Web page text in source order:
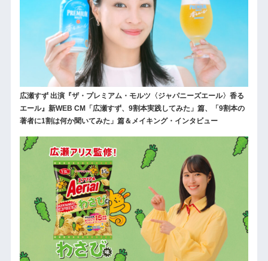
広瀬すず 出演『ザ・プレミアム・モルツ〈ジャパニーズエール〉香る
エール』新WEB CM「広瀬すず、9割本実践してみた」篇、「9割本の
著者に1割は何か聞いてみた」篇＆メイキング・インタビュー